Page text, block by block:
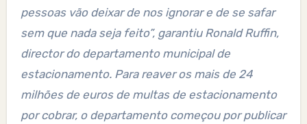
pessoas vão deixar de nos ignorar e de se safar
sem que nada seja feito”, garantiu Ronald Ruffin,
director do departamento municipal de
estacionamento. Para reaver os mais de 24
milhões de euros de multas de estacionamento
por cobrar, o departamento começou por publicar